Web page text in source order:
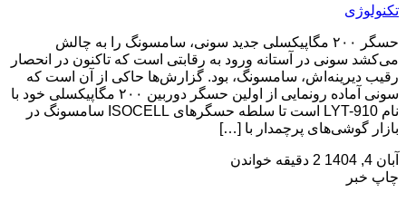
تکنولوژی
حسگر ۲۰۰ مگاپیکسلی جدید سونی، سامسونگ را به چالش
می‌کشد سونی در آستانه ورود به رقابتی است که تاکنون در انحصار
رقیب دیرینه‌اش، سامسونگ، بود. گزارش‌ها حاکی از آن است که
سونی آماده رونمایی از اولین حسگر دوربین ۲۰۰ مگاپیکسلی خود با
نام LYT-910 است تا سلطه حسگرهای ISOCELL سامسونگ در
بازار گوشی‌های پرچمدار با […]
آبان 4, 1404
2 دقیقه خواندن
چاپ خبر